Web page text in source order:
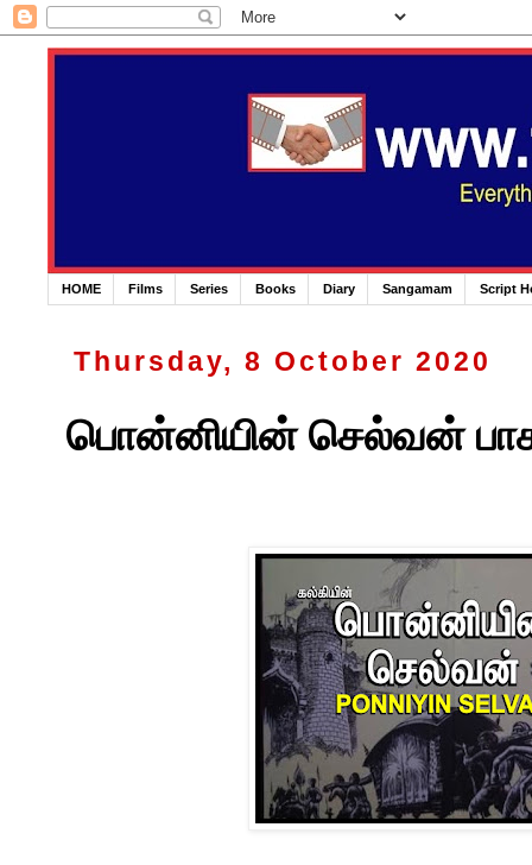
HOME Films Series Books Diary Sangamam Script
Thursday, 8 October 2020
பொன்னியின் செல்வன்